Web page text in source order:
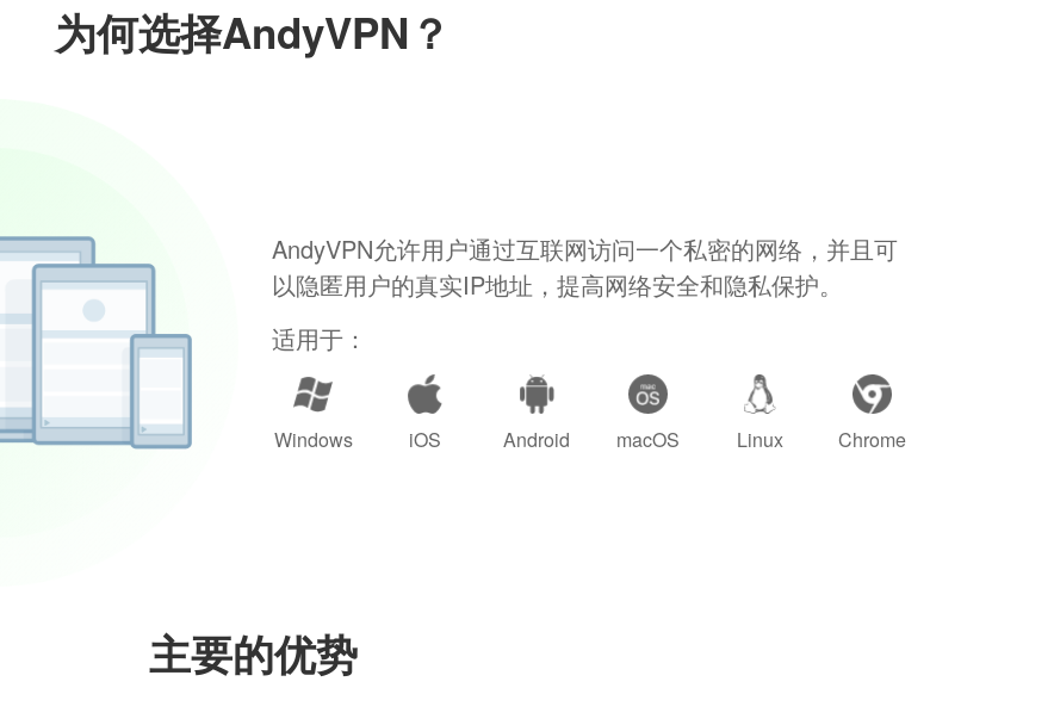
为何选择AndyVPN？
AndyVPN允许用户通过互联网访问一个私密的网络，并且可
以隐匿用户的真实IP地址，提高网络安全和隐私保护。
适用于：
Windows iOS Android macOS Linux Chrome
主要的优势